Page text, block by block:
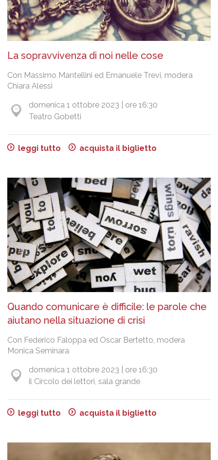
La sopravvivenza di noi nelle cose
Con Massimo Mantellini ed Emanuele Trevi, modera
Chiara Alessi
domenica 1 ottobre 2023 | ore 16:30
Teatro Gobetti
leggi tutto acquista il biglietto
Quando comunicare è difficile: le parole che
aiutano nella situazione di crisi
Con Federico Faloppa ed Oscar Bertetto, modera
Monica Seminara
domenica 1 ottobre 2023 | ore 16:30
il Circolo dei lettori, sala grande
leggi tutto acquista il biglietto